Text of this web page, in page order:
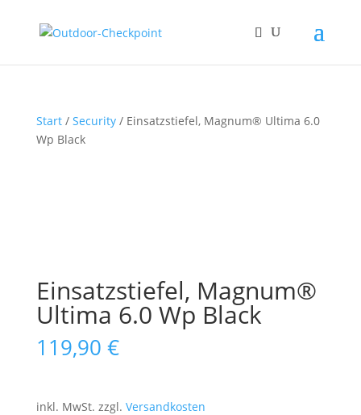
Start/ Security/ Einsatzstiefel, Magnum® Ultima 6.0
Wp Black
Einsatzstiefel, Magnum®
Ultima 6.0 Wp Black
119,90 €
inkl. MwSt. zzgl. Versandkosten